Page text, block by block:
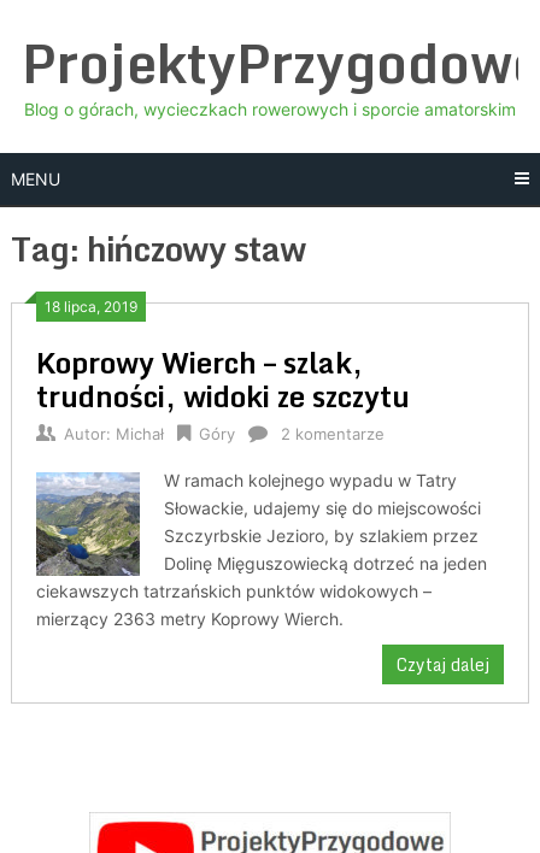
content
Blog o górach, wycieczkach rowerowych i sporcie amatorskim
MENU
Tag: hińczowy staw
18 lipca, 2019
Koprowy Wierch – szlak,
trudności, widoki ze szczytu
Autor: Michał Góry 2 komentarze
W ramach kolejnego wypadu w Tatry
Słowackie, udajemy się do miejscowości
Szczyrbskie Jezioro, by szlakiem przez
Dolinę Mięguszowiecką dotrzeć na jeden
ciekawszych tatrzańskich punktów widokowych –
mierzący 2363 metry Koprowy Wierch.
Czytaj dalej